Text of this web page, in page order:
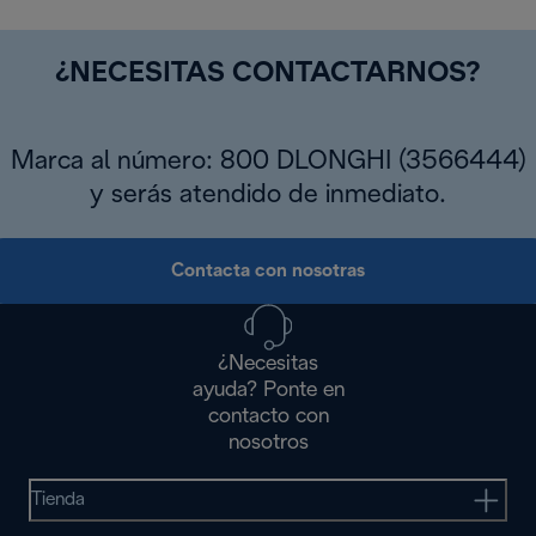
¿NECESITAS CONTACTARNOS?
Marca al número: 800 DLONGHI (3566444)
y serás atendido de inmediato.
Contacta con nosotras
¿Necesitas
ayuda? Ponte en
contacto con
nosotros
Tienda